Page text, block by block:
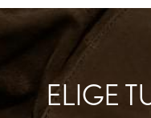
ELIGE